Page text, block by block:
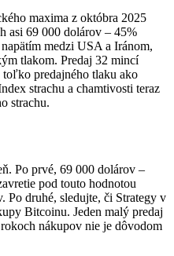
maxima z októbra 2025
asi 69 000 dolárov – 45%
medzi USA a Iránom,
tlakom. Predaj 32 mincí
predajného tlaku ako
strachu a chamtivosti teraz
strachu.
Po prvé, 69 000 dolárov –
pod touto hodnotou
Po druhé, sledujte, či Strategy v
Bitcoinu. Jeden malý predaj
nákupov nie je dôvodom